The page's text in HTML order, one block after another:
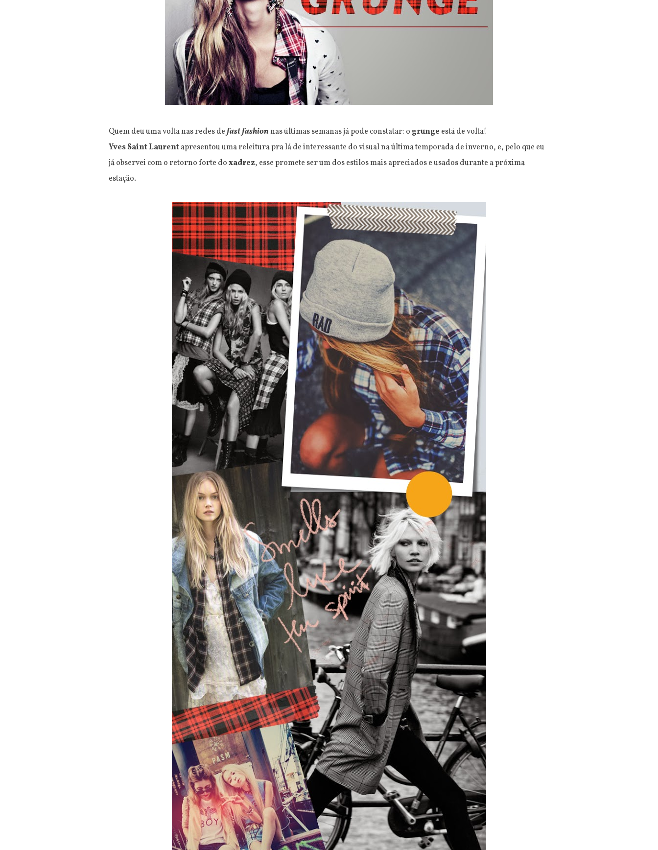
Quem deu uma volta nas redes defast fashionnas últimas semanas já pode constatar: o grunge está de volta!
Yves Saint Laurentapresentou uma releitura pra lá de interessante do visual na última temporada de inverno, e, pelo que eu
já observei com o retorno forte doxadrez, esse promete ser um dos estilos mais apreciados e usados durante a próxima
estação.